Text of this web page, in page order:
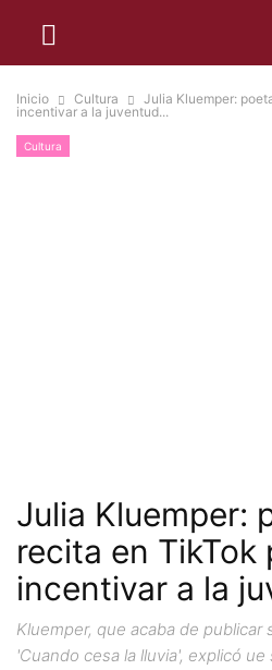
Inicio Cultura
Julia Kluemper:
incentivar a la juventud...
Cultura
Julia Kluemper:
recita en TikTok
incentivar a la
Kluemper, que acaba de publicar
'Cuando cesa la lluvia', explicó